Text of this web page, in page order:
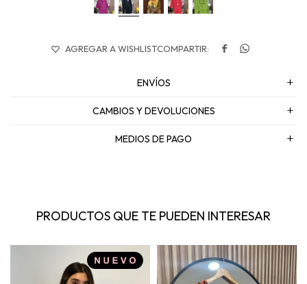
 
ENVÍOS
CAMBIOS Y DEVOLUCIONES
MEDIOS DE PAGO
PRODUCTOS QUE TE PUEDEN INTERESAR